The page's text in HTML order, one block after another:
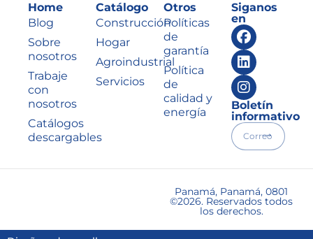
Home
Blog
Sobre
nosotros
Trabaje
con
nosotros
Catálogos
descargables
Catálogo
Construcción
Hogar
Agroindustrial
Servicios
Otros
Políticas
de
garantía
Política
de
calidad y
energía
Siganos
en
Boletín
informativo
Panamá, Panamá, 0801
©2026. Reservados todos
los derechos.